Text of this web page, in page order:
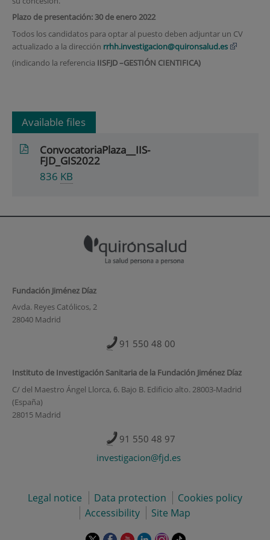
Plazo de presentación: 30 de enero 2022
Todos los candidatos para optar al puesto deben adjuntar un CV
actualizado a la dirección rrhh.investigacion@quironsalud.es
(indicando la referencia IISFJD –GESTIÓN CIENTIFICA)
Available files
ConvocatoriaPlaza__IIS-
FJD_GIS2022
836 KB
Fundación Jiménez Díaz
Avda. Reyes Católicos, 2
28040 Madrid
91 550 48 00
Instituto de Investigación Sanitaria de la Fundación Jiménez Díaz
C/ del Maestro Ángel Llorca, 6. Bajo B. Edificio alto. 28003-Madrid
(España)
28015 Madrid
91 550 48 97
investigacion@fjd.es
Legal notice Data protection
Cookies policy
Accessibility
Site Map